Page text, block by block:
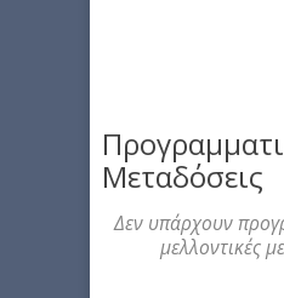
Μεταδόσεις
Δεν υπάρχουν
μελλοντικές